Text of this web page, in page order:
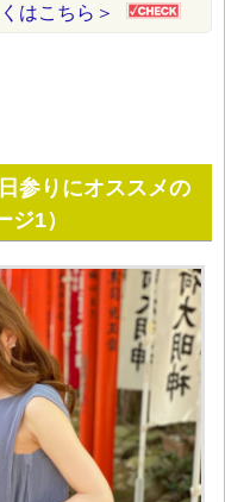
はこちら＞
参りにオススメの
1）